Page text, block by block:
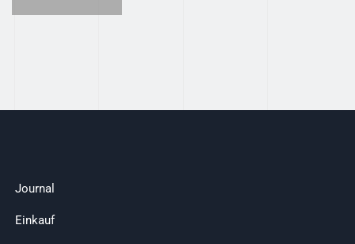
Journal
Einkauf